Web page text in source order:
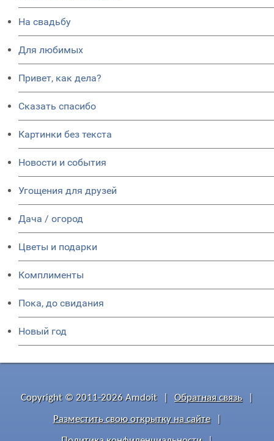
На свадьбу
Для любимых
Привет, как дела?
Сказать спасибо
Картинки без текста
Новости и события
Угощения для друзей
Дача / огород
Цветы и подарки
Комплименты
Пока, до свидания
Новый год
Copyright © 2011-2026 Amdoit Обратная связь
Разместить свою открытку на сайте